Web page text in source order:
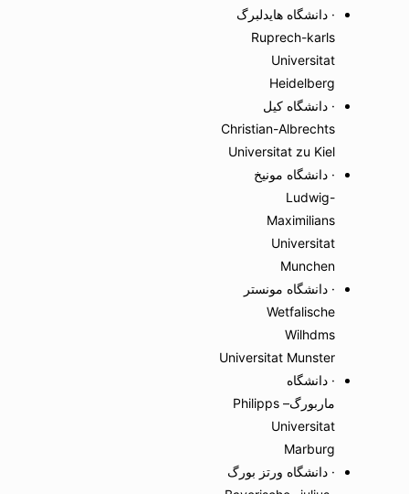
· دانشگاه هایدلبرگ
Ruprech-karls
Universitat
Heidelberg
· دانشگاه کیل
Christian-Albrechts
Universitat zu Kiel
· دانشگاه مونیخ
Ludwig-
Maximilians
Universitat
Munchen
· دانشگاه مونستر
Wetfalische
Wilhdms
Universitat Munster
· دانشگاه
ماربورگPhilipps –
Universitat
Marburg
· دانشگاه ورتز بورگ